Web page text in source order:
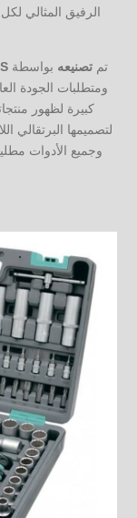
الرفيق المثالي
تمتصنيعه بواسطة
كبيرة لظهور
لتصميمها البرتقالي
وجميع الأدوات